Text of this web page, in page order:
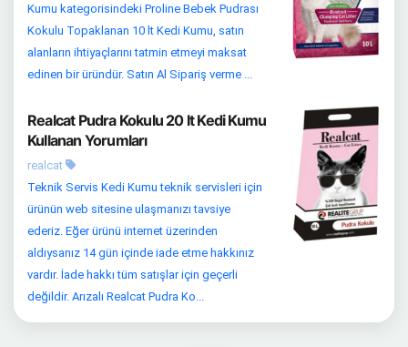
Kumu kategorisindeki Proline Bebek Pudrası
Kokulu Topaklanan 10 lt Kedi Kumu, satın
alanların ihtiyaçlarını tatmin etmeyi maksat
edinen bir üründür. Satın Al Sipariş verme ...
Realcat Pudra Kokulu 20 lt Kedi Kumu
Kullanan Yorumları
realcat
Teknik Servis Kedi Kumu teknik servisleri için
ürünün web sitesine ulaşmanızı tavsiye
ederiz. Eğer ürünü internet üzerinden
aldıysanız 14 gün içinde iade etme hakkınız
vardır. İade hakkı tüm satışlar için geçerli
değildir. Arızalı Realcat Pudra Ko...